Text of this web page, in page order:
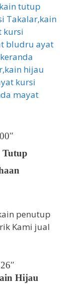
Tutup
penutup
Kami jual
Hijau